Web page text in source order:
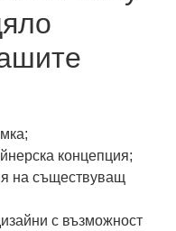
концепция;
на съществуващ
с възможност